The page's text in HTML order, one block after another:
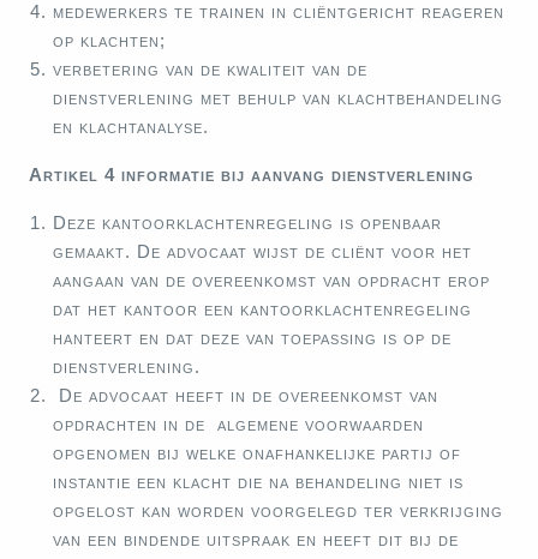
medewerkers te trainen in cliëntgericht reageren
op klachten;
verbetering van de kwaliteit van de
dienstverlening met behulp van klachtbehandeling
en klachtanalyse.
Artikel 4 informatie bij aanvang dienstverlening
Deze kantoorklachtenregeling is openbaar
gemaakt. De advocaat wijst de cliënt voor het
aangaan van de overeenkomst van opdracht erop
dat het kantoor een kantoorklachtenregeling
hanteert en dat deze van toepassing is op de
dienstverlening.
De advocaat heeft in de overeenkomst van
opdrachten in de algemene voorwaarden
opgenomen bij welke onafhankelijke partij of
instantie een klacht die na behandeling niet is
opgelost kan worden voorgelegd ter verkrijging
van een bindende uitspraak en heeft dit bij de